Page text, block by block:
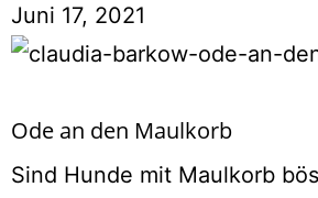
Juni 17, 2021
Ode an den Maulkorb
Sind Hunde mit Maulkorb